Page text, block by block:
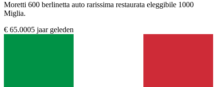
Moretti 600 berlinetta auto rarissima restaurata eleggibile 1000
Miglia.
€ 65.0005 jaar geleden